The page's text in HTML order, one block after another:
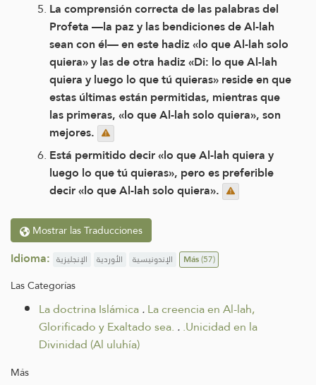
La comprensión correcta de las palabras del
Profeta —la paz y las bendiciones de Al-lah
sean con él— en este hadiz «lo que Al-lah solo
quiera» y las de otra hadiz «Di: lo que Al-lah
quiera y luego lo que tú quieras» reside en que
estas últimas están permitidas, mientras que
las primeras, «lo que Al-lah solo quiera», son
mejores.
Está permitido decir «lo que Al-lah quiera y
luego lo que tú quieras», pero es preferible
decir «lo que Al-lah solo quiera».
Mostrar las Traducciones
Idioma: الإنجليزية الأوردية الإندونيسية Más(57)
Las Categorías
La doctrina Islámica.La creencia en Al-lah,
Glorificado y Exaltado sea. ..Unicidad en la
Divinidad (Al uluhía)
Más